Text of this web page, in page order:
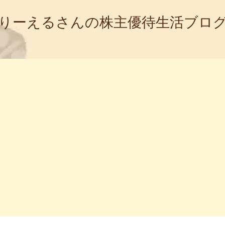
ーえるさんの株主優待生活ブロ